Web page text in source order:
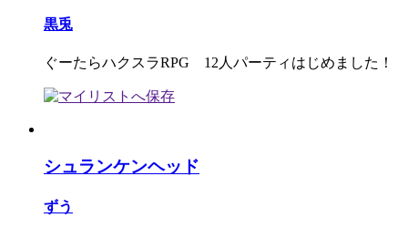
黒兎
ぐーたらハクスラRPG 12人パーティはじめました！
シュランケンヘッド
ずう